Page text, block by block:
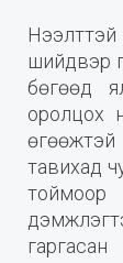
шийдвэр
бөгөөд
оролцох
тавихад